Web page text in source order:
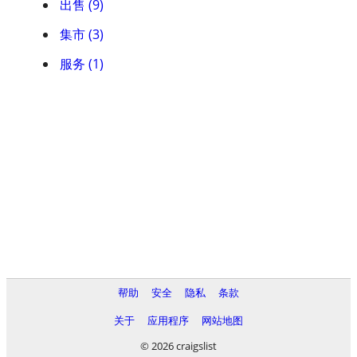
出售 (9)
集市 (3)
服务 (1)
帮助 安全 隐私
条款
关于
应用程序
网站地图
© 2026 craigslist